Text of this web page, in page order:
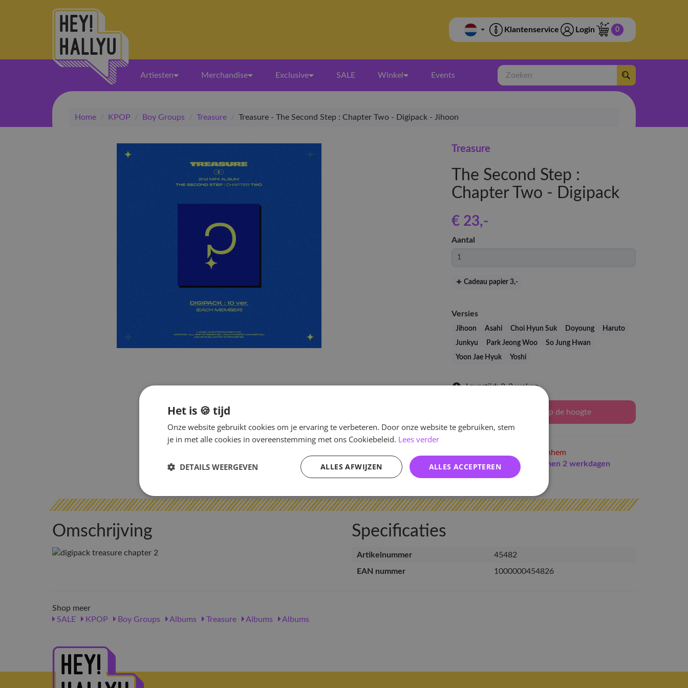
Klantenservice Login 0
Artiesten Merchandise Exclusive SALE Winkel Events
Zoeken
Home / KPOP / Boy Groups / Treasure / Treasure - The Second Step : Chapter Two - Digipack - Jihoon
Treasure
The Second Step :
Chapter Two - Digipack
€ 23,-
Aantal
Cadeau papier 3,-
Versies
Jihoon Asahi Choi Hyun Suk Doyoung
Haruto
Junkyu
Park Jeong Woo
So Jung Hwan
Yoon Jae Hyuk
Yoshi
Levertijd: 2-3 weken
Houd mij op de hoogte
in Arnhem
Indien op voorraad
binnen 2 werkdagen
Omschrijving Specificaties
Artikelnummer
45482
EAN nummer
1000000454826
Shop meer
SALE
KPOP Boy Groups Albums Treasure Albums Albums
Het is 🍪 tijd
Onze website gebruikt cookies om je ervaring te verbeteren. Door onze website te gebruiken, stem
je in met alle cookies in overeenstemming met ons Cookiebeleid. Lees verder
ALLES ACCEPTEREN
ALLES AFWIJZEN
DETAILS WEERGEVEN